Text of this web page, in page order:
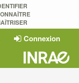
Connexion